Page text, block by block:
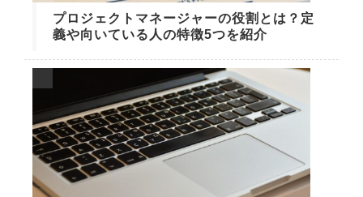
プロジェクトマネージャーの役割とは？定
義や向いている人の特徴5つを紹介